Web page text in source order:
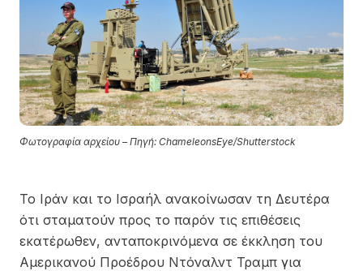
Φωτογραφία αρχείου – Πηγή: ChameleonsEye/Shutterstock
Το Ιράν και το Ισραήλ ανακοίνωσαν τη Δευτέρα
ότι σταματούν προς το παρόν τις επιθέσεις
εκατέρωθεν, ανταποκρινόμενα σε έκκληση του
Αμερικανού Προέδρου Ντόναλντ Τραμπ για